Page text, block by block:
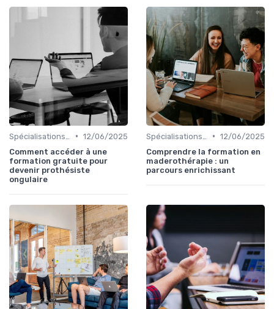
• 12/06/2025
Comment accéder à une
formation gratuite pour
devenir prothésiste
ongulaire
• 12/06/2025
Comprendre la formation en
maderothérapie : un
parcours enrichissant